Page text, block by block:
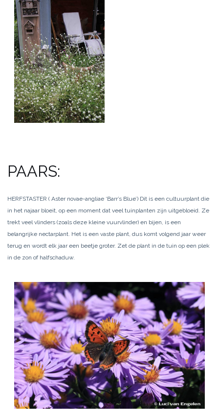
PAARS:
HERFSTASTER ( Aster novae-angliae ‘Barr’s Blue’) Dit is een cultuurplant die
in het najaar bloeit, op een moment dat veel tuinplanten zijn uitgebloeid. Ze
trekt veel vlinders (zoals deze kleine vuurvlinder) en bijen, is een
belangrijke nectarplant. Het is een vaste plant, dus komt volgend jaar weer
terug en wordt elk jaar een beetje groter. Zet de plant in de tuin op een plek
in de zon of halfschaduw.